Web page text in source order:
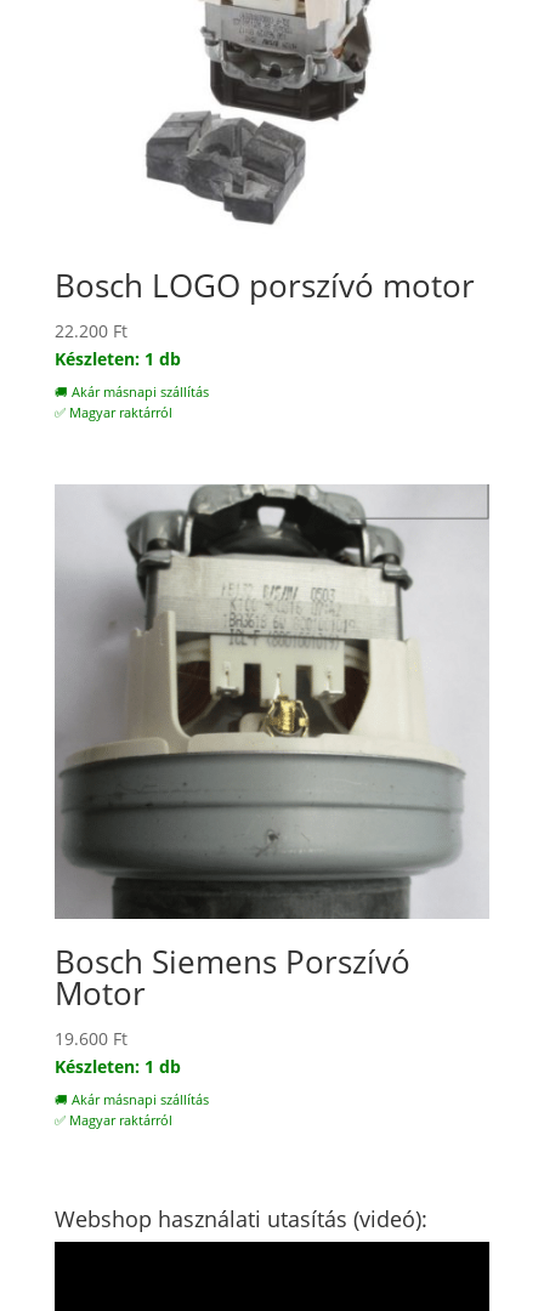
Bosch LOGO porszívó motor
22.200 Ft
Készleten: 1 db
🚚 Akár másnapi szállítás
✅ Magyar raktárról
Bosch Siemens Porszívó
Motor
19.600 Ft
Készleten: 1 db
🚚 Akár másnapi szállítás
✅ Magyar raktárról
Webshop használati utasítás (videó):